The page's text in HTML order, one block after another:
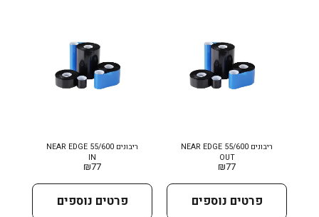
ריבונים NEAR EDGE 55/600
OUT
₪77
פרטים נוספים
ריבונים NEAR EDGE 55/600
IN
₪77
פרטים נוספים